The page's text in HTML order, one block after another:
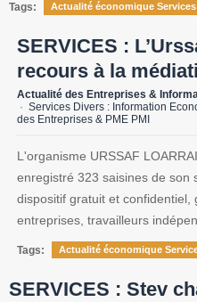
Tags: Actualité économique Services
SERVICES :
recours à la
Actualité des Entreprises &
Services Divers : Information
des Entreprises & PME PMI
L'organisme URSSAF
enregistré 323 saisines de son
dispositif gratuit et
entreprises, travailleurs
Tags: Actualité économique
SERVICES : Stev